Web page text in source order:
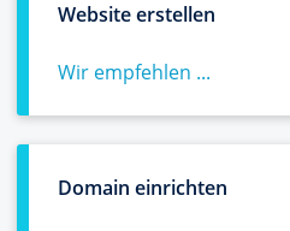
Website erstellen
Wir empfehlen ...
Domain einrichten